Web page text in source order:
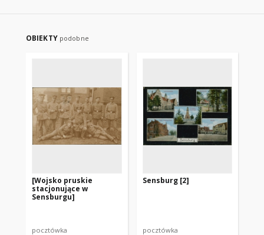
OBIEKTY podobne
[Wojsko pruskie
stacjonujące w
Sensburgu]
pocztówka
Sensburg [2]
pocztówka